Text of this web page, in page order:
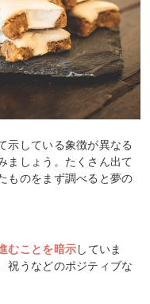
示している象徴が異なる
ましょう。たくさん出て
ものをまず調べると夢の
むことを暗示していま
祝うなどのポジティブな